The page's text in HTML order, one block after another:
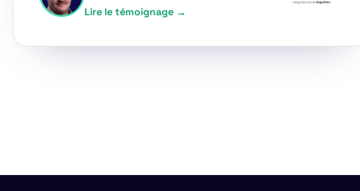
Lire le témoignage →